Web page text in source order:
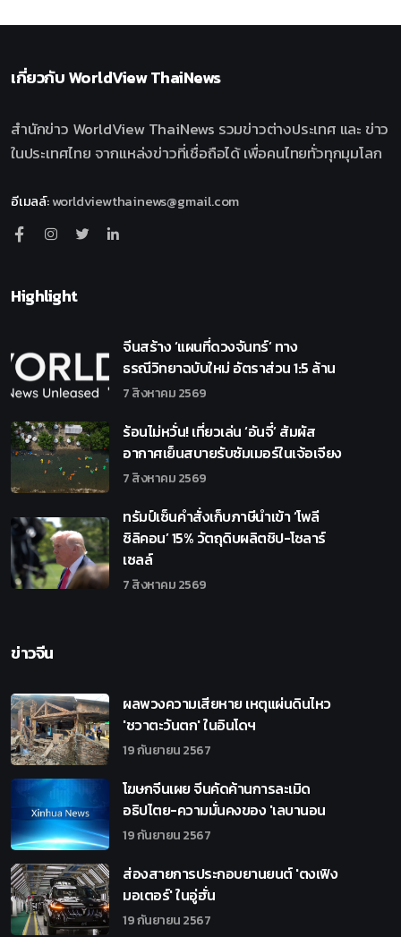
เกี่ยวกับWorldView ThaiNews
สำนักข่าว WorldView ThaiNews รวมข่าวต่างประเทศ และ ข่าว
ในประเทศไทย จากแหล่งข่าวที่เชื่อถือได้ เพื่อคนไทยทั่วทุกมุมโลก
อีเมลล์:worldviewthainews@gmail.com
Highlight
จีนสร้าง ‘แผนที่ดวงจันทร์’ ทาง
ธรณีวิทยาฉบับใหม่ อัตราส่วน 1:5 ล้าน
7 สิงหาคม 2569
ร้อนไม่หวั่น! เที่ยวเล่น ‘อันจี๋’ สัมผัส
อากาศเย็นสบายรับซัมเมอร์ในเจ้อเจียง
7 สิงหาคม 2569
ทรัมป์เซ็นคำสั่งเก็บภาษีนำเข้า ‘โพลี
ซิลิคอน’ 15% วัตถุดิบผลิตชิป-โซลาร์
เซลล์
7 สิงหาคม 2569
ข่าวจีน
ผลพวงความเสียหาย เหตุแผ่นดินไหว
'ชวาตะวันตก' ในอินโดฯ
19 กันยายน 2567
โฆษกจีนเผย จีนคัดค้านการละเมิด
อธิปไตย-ความมั่นคงของ 'เลบานอน
19 กันยายน 2567
ส่องสายการประกอบยานยนต์ 'ตงเฟิง
มอเตอร์' ในอู่ฮั่น
19 กันยายน 2567